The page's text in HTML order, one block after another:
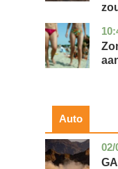
Auto
02/